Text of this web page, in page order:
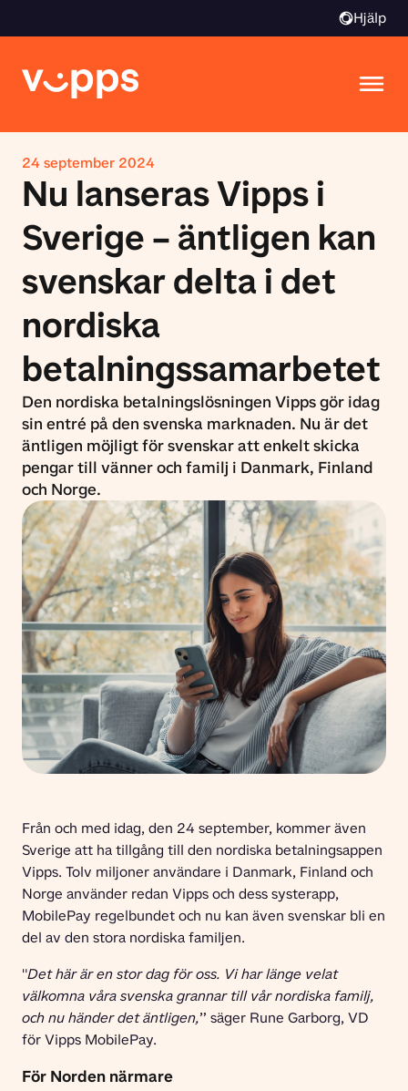
Hjälp
24 september 2024
Nu lanseras Vipps i
Sverige – äntligen kan
svenskar delta i det
nordiska
betalningssamarbetet
Den nordiska betalningslösningen Vipps gör idag
sin entré på den svenska marknaden. Nu är det
äntligen möjligt för svenskar att enkelt skicka
pengar till vänner och familj i Danmark, Finland
och Norge.
Från och med idag, den 24 september, kommer även
Sverige att ha tillgång till den nordiska betalningsappen
Vipps. Tolv miljoner användare i Danmark, Finland och
Norge använder redan Vipps och dess systerapp,
MobilePay regelbundet och nu kan även svenskar bli en
del av den stora nordiska familjen.
"Det här är en stor dag för oss. Vi har länge velat
välkomna våra svenska grannar till vår nordiska familj,
och nu händer det äntligen,” säger Rune Garborg, VD
för Vipps MobilePay.
För Norden närmare